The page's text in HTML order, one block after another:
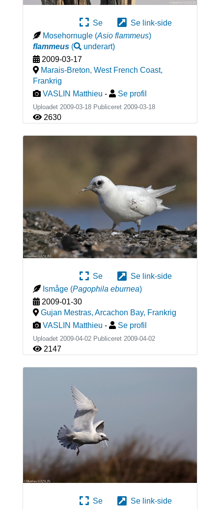
Se
Se link-side
Mosehornugle (Asio flammeus)
flammeus( underart)
2009-03-17
Marais-Breton, West French Coast,
Frankrig
VASLIN Matthieu - Se profil
Uploadet 2009-03-18 Publiceret 2009-03-18
2630
Se
Se link-side
Ismåge (Pagophila eburnea)
2009-01-30
Gujan Mestras, Arcachon Bay, Frankrig
VASLIN Matthieu - Se profil
Uploadet 2009-04-02 Publiceret 2009-04-02
2147
Se
Se link-side